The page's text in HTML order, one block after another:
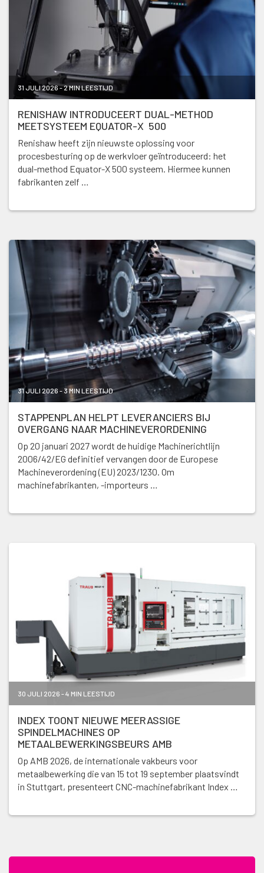
31 JULI 2026 - 2 MIN LEESTIJD
RENISHAW INTRODUCEERT DUAL-METHOD
MEETSYSTEEM EQUATOR-X 500
Renishaw heeft zijn nieuwste oplossing voor
procesbesturing op de werkvloer geïntroduceerd: het
dual-method Equator-X 500 systeem. Hiermee kunnen
fabrikanten zelf …
31 JULI 2026 - 3 MIN LEESTIJD
STAPPENPLAN HELPT LEVERANCIERS BIJ
OVERGANG NAAR MACHINEVERORDENING
Op 20 januari 2027 wordt de huidige Machinerichtlijn
2006/42/EG definitief vervangen door de Europese
Machineverordening (EU) 2023/1230. Om
machinefabrikanten, -importeurs …
30 JULI 2026 - 4 MIN LEESTIJD
INDEX TOONT NIEUWE MEERASSIGE
SPINDELMACHINES OP
METAALBEWERKINGSBEURS AMB
Op AMB 2026, de internationale vakbeurs voor
metaalbewerking die van 15 tot 19 september plaatsvindt
in Stuttgart, presenteert CNC-machinefabrikant Index …